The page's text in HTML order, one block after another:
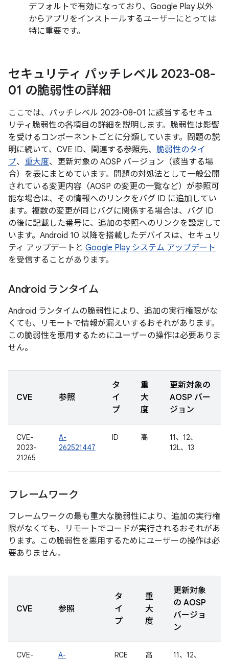
デフォルトで有効になっており、Google Play 以外
からアプリをインストールするユーザーにとっては
特に重要です。
セキュリティ パッチレベル 2023-08-
01 の脆弱性の詳細
ここでは、パッチレベル 2023-08-01 に該当するセキュ
リティ脆弱性の各項目の詳細を説明します。脆弱性は影響
を受けるコンポーネントごとに分類しています。問題の説
明に続いて、CVE ID、関連する参照先、 脆弱性のタイ
プ、 重大度、更新対象の AOSP バージョン（該当する場
合）を表にまとめています。問題の対処法として一般公開
されている変更内容（AOSP の変更の一覧など）が参照可
能な場合は、その情報へのリンクをバグ ID に追加してい
ます。複数の変更が同じバグに関係する場合は、バグ ID
の後に記載した番号に、追加の参照へのリンクを設定して
います。Android 10 以降を搭載したデバイスは、セキュリ
ティ アップデートと Google Play システム アップデート
を受信することがあります。
Android ランタイム
Android ランタイムの脆弱性により、追加の実行権限がな
くても、リモートで情報が漏えいするおそれがあります。
この脆弱性を悪用するためにユーザーの操作は必要ありま
せん。
CVE 参照
タ
イ
プ
重
大
度
更新対象の
AOSP バー
ジョン
CVE-
2023-
21265
A-
262521447
ID 高
11、12、
12L、13
フレームワーク
フレームワークの最も重大な脆弱性により、追加の実行権
限がなくても、リモートでコードが実行されるおそれがあ
ります。この脆弱性を悪用するためにユーザーの操作は必
要ありません。
CVE 参照
タ
イ
プ
重
大
度
更新対象
の AOSP
バージョ
ン
CVE- A- RCE 高 11、12、